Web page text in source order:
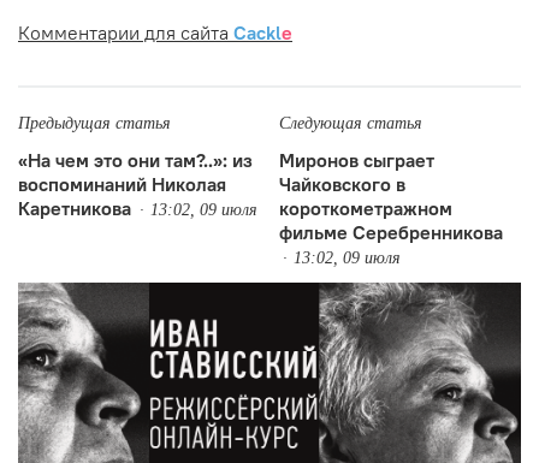
Комментарии для сайта Cackle
Предыдущая статья
«На чем это они там?..»: из
воспоминаний Николая
Каретникова
13:02, 09 июля
Следующая статья
Миронов сыграет
Чайковского в
короткометражном
фильме Серебренникова
13:02, 09 июля